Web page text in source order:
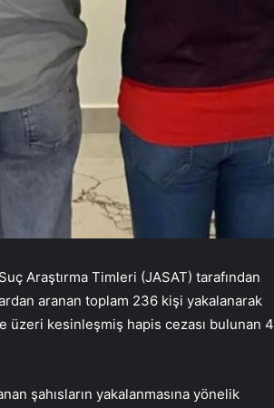
Araştırma Timleri (JASAT) tarafından
aranan toplam 236 kişi yakalanarak
üzeri kesinleşmiş hapis cezası bulunan 4
şahısların yakalanmasına yönelik